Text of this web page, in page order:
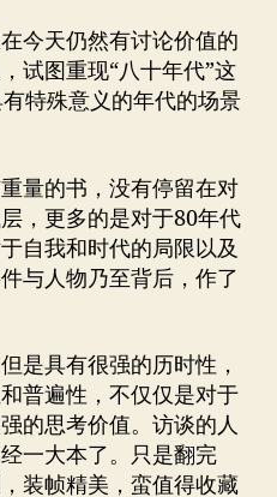
今天仍然有讨论价值的
试图重现“八十年代”这
特殊意义的年代的场景
量的书，没有停留在对
，更多的是对于80年代
自我和时代的局限以及
与人物乃至背后，作了
是具有很强的历时性，
普遍性，不仅仅是对于
的思考价值。访谈的人
一大本了。只是翻完
装帧精美，蛮值得收藏